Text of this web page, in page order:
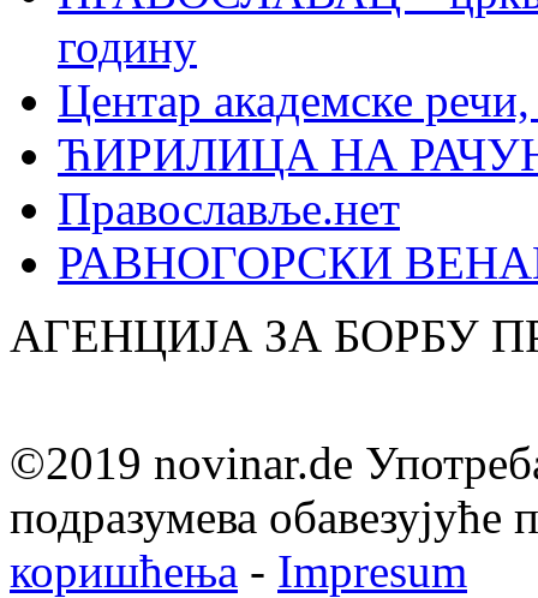
годину
Центар академске
ЋИРИЛИЦА НА
Православље.нет
РАВНОГОРСКИ
АГЕНЦИЈА ЗА БОРБУ
©2019 novinar.de
подразумева обавезујуће
коришћења - Impresum